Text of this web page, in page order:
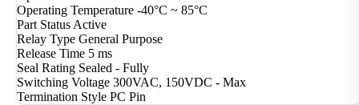
Operating Temperature -40°C ~ 85°C
Part StatusActive
Relay Type General Purpose
Release Time 5 ms
Seal Rating Sealed - Fully
Switching Voltage 300VAC, 150VDC - Max
Termination Style PC Pin